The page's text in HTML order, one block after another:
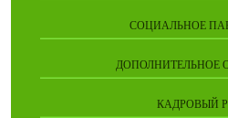
СОЦИАЛЬНОЕ
ДОПОЛНИТЕЛЬНОЕ
КАДРОВЫЙ